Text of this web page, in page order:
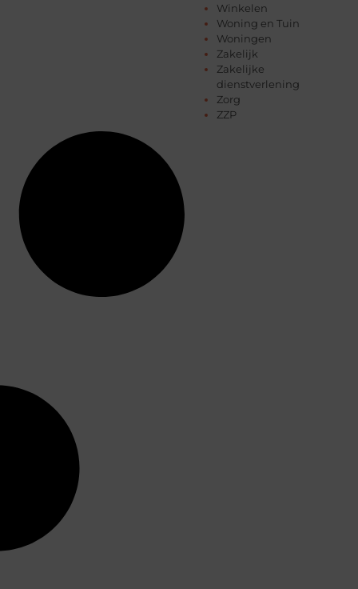
Winkelen
Woning en Tuin
Woningen
Zakelijk
Zakelijke
dienstverlening
Zorg
ZZP